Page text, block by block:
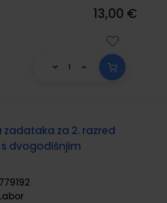
13,00 €
zadataka za 2. razred
dvogodišnjim
779192